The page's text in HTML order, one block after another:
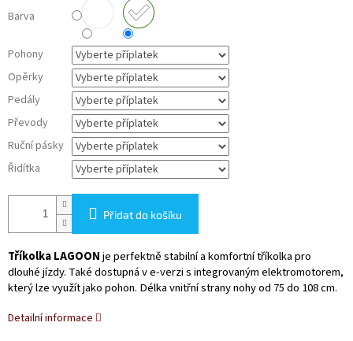
cena:
Barva
Pohony
Opěrky
Pedály
Převody
Ruční pásky
Řidítka
Přidat do košíku
Tříkolka LAGOONje perfektně stabilní a komfortní tříkolka pro
dlouhé jízdy. Také dostupná v e-verzi s integrovaným elektromotorem,
který lze využít jako pohon. Délka vnitřní strany nohy od 75 do 108 cm.
Detailní informace